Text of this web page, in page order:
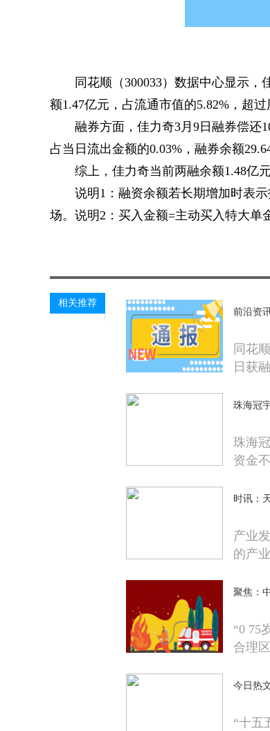
同花顺（300033）数据中心显示，
额1.47亿元，占流通市值的5.82%，超过
融券方面，佳力奇3月9日融券偿还
占当日流出金额的0.03%，融券余额
综上，佳力奇当前两融余额1.48亿
说明1：融资余额若长期增加时表
场。说明2：买入金额=主动买入特大单
相关推荐
前沿资
同花
日获
珠海冠
珠海
资金
时讯：
产业
的产
聚焦：
“0 75
合理
今日热
“十五